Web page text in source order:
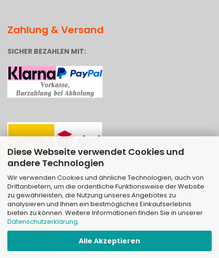
Diese Webseite verwendet Cookies und
andere Technologien
Wir verwenden Cookies und ähnliche Technologien, auch von
Drittanbietern, um die ordentliche Funktionsweise der Website
zu gewährleisten, die Nutzung unseres Angebotes zu
analysieren und Ihnen ein bestmögliches Einkaufserlebnis
bieten zu können. Weitere Informationen finden Sie in unserer
Datenschutzerklärung.
Alle Akzeptieren
Zahlung & Versand
SICHER BEZAHLEN MIT:
mit Gambio.de © 2026 | Template von
JungCreative.